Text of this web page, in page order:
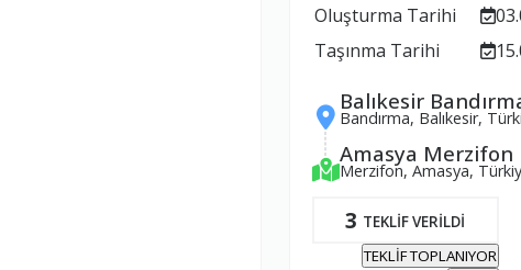
Oluşturma Tarihi
Taşınma Tarihi
Balıkesir
Bandırma, Balıkesir,
Amasya Merzifon
Merzifon, Amasya,
3 TEKLİF VERİLDİ
TEKLİF TOPLANIYOR